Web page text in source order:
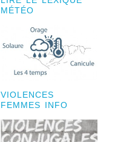
MÉTÉO
VIOLENCES
FEMMES INFO